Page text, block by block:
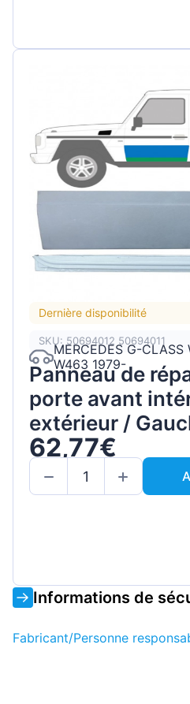
Dernière disponibilité
SKU: 50694012 50694011
MERCEDES G-CLASS
W463 1979-
Panneau de
porte avant
extérieur /
Ensemble
62,77€
Informations de
Fabricant/Personne